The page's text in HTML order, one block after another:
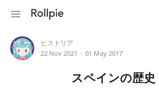
ヒストリア
22 Nov 2021 • 01 May 2017
スペインの歴史